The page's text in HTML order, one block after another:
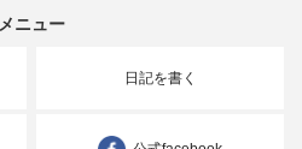
メニュー
日記を書く